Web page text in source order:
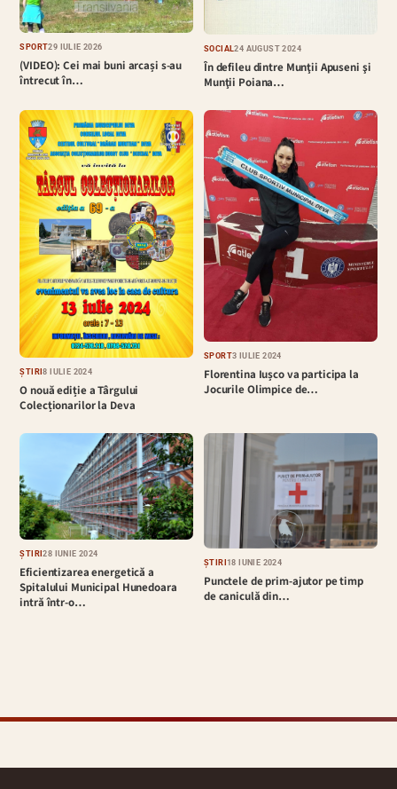
SPORT29 IULIE 2026
(VIDEO): Cei mai buni arcași s-au
întrecut în…
SOCIAL24 AUGUST 2024
În defileu dintre Munţii Apuseni şi
Munţii Poiana…
ȘTIRI8 IULIE 2024
O nouă ediție a Târgului
Colecționarilor la Deva
SPORT3 IULIE 2024
Florentina Iușco va participa la
Jocurile Olimpice de…
ȘTIRI28 IUNIE 2024
Eficientizarea energetică a
Spitalului Municipal Hunedoara
intră într-o…
ȘTIRI18 IUNIE 2024
Punctele de prim-ajutor pe timp
de caniculă din…